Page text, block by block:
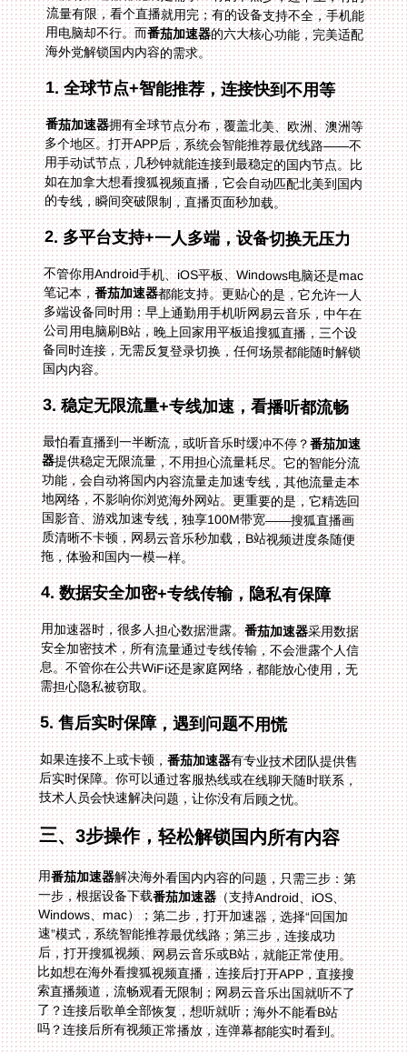
用电脑却不行。而番茄加速器的六大核心功能，完美适配
海外党解锁国内内容的需求。
1. 全球节点+智能推荐，连接快到不用等
番茄加速器拥有全球节点分布，覆盖北美、欧洲、澳洲等
多个地区。打开APP后，系统会智能推荐最优线路——不
用手动试节点，几秒钟就能连接到最稳定的国内节点。比
如在加拿大想看搜狐视频直播，它会自动匹配北美到国内
的专线，瞬间突破限制，直播页面秒加载。
2. 多平台支持+一人多端，设备切换无压力
不管你用Android手机、iOS平板、Windows电脑还是mac
笔记本，番茄加速器都能支持。更贴心的是，它允许一人
多端设备同时用：早上通勤用手机听网易云音乐，中午在
公司用电脑刷B站，晚上回家用平板追搜狐直播，三个设
备同时连接，无需反复登录切换，任何场景都能随时解锁
国内内容。
3. 稳定无限流量+专线加速，看播听都流畅
最怕看直播到一半断流，或听音乐时缓冲不停？番茄加速
器提供稳定无限流量，不用担心流量耗尽。它的智能分流
功能，会自动将国内内容流量走加速专线，其他流量走本
地网络，不影响你浏览海外网站。更重要的是，它精选回
国影音、游戏加速专线，独享100M带宽——搜狐直播画
质清晰不卡顿，网易云音乐秒加载，B站视频进度条随便
拖，体验和国内一模一样。
4. 数据安全加密+专线传输，隐私有保障
用加速器时，很多人担心数据泄露。番茄加速器采用数据
安全加密技术，所有流量通过专线传输，不会泄露个人信
息。不管你在公共WiFi还是家庭网络，都能放心使用，无
需担心隐私被窃取。
5. 售后实时保障，遇到问题不用慌
如果连接不上或卡顿，番茄加速器有专业技术团队提供售
后实时保障。你可以通过客服热线或在线聊天随时联系，
技术人员会快速解决问题，让你没有后顾之忧。
三、3步操作，轻松解锁国内所有内容
用番茄加速器解决海外看国内内容的问题，只需三步：第
一步，根据设备下载番茄加速器（支持Android、iOS、
Windows、mac）；第二步，打开加速器，选择“回国加
速”模式，系统智能推荐最优线路；第三步，连接成功
后，打开搜狐视频、网易云音乐或B站，就能正常使用。
比如想在海外看搜狐视频直播，连接后打开APP，直接搜
索直播频道，流畅观看无限制；网易云音乐出国就听不了
了？连接后歌单全部恢复，想听就听；海外不能看B站
吗？连接后所有视频正常播放，连弹幕都能实时看到。